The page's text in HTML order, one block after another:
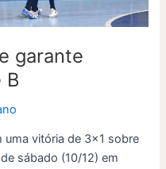
garante
B
vitória de 3×1 sobre
sábado (10/12) em